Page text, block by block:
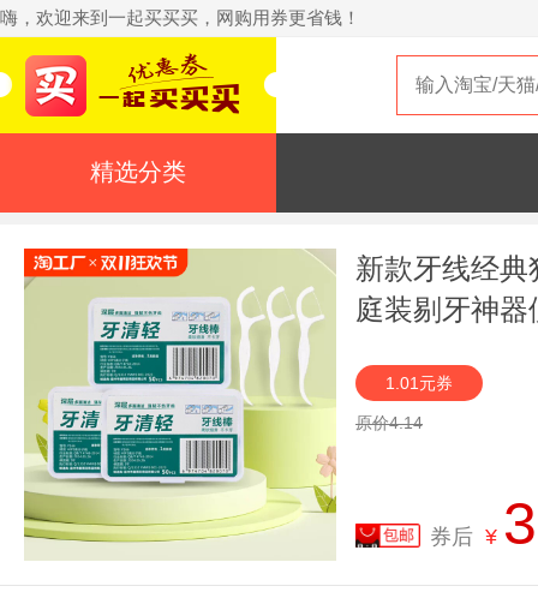
嗨，欢迎来到一起买买买，网购用券更省钱！
精选分类
新款牙线经
庭装剔牙神
1.01元券
原价4.14
券后 ¥